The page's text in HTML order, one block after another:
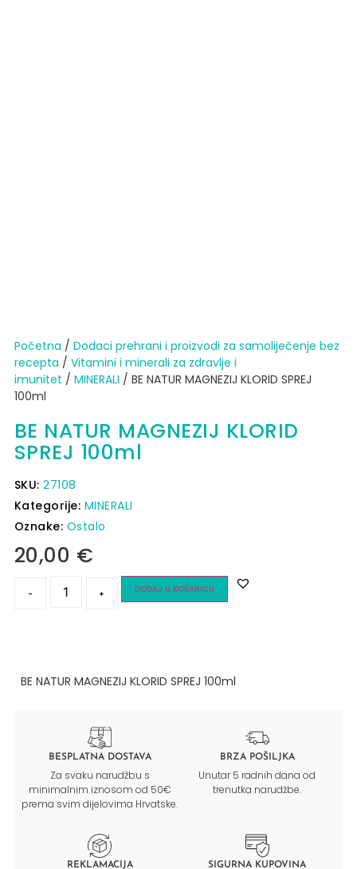
Početna / Dodaci prehrani i proizvodi za samoliječenje bez
recepta / Vitamini i minerali za zdravlje i
imunitet / MINERALI / BE NATUR MAGNEZIJ KLORID SPREJ
100ml
BE NATUR MAGNEZIJ KLORID
SPREJ 100ml
SKU:27108
Kategorije: MINERALI
Oznake: Ostalo
20,00 €
- + DODAJ U KOŠARICU
BE NATUR MAGNEZIJ KLORID SPREJ 100ml
BESPLATNA DOSTAVA
Za svaku narudžbu s
minimalnim iznosom od 50€
prema svim dijelovima Hrvatske.
BRZA POŠILJKA
Unutar 5 radnih dana od
trenutka narudžbe.
REKLAMACIJA SIGURNA KUPOVINA